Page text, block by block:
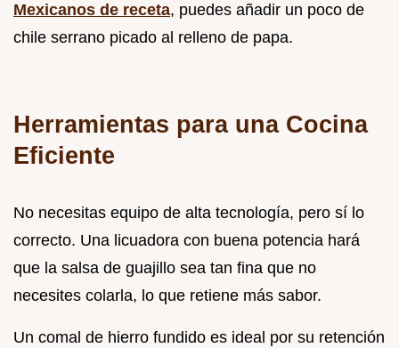
Mexicanos de receta, puedes añadir un poco de
chile serrano picado al relleno de papa.
Herramientas para una Cocina
Eficiente
No necesitas equipo de alta tecnología, pero sí lo
correcto. Una licuadora con buena potencia hará
que la salsa de guajillo sea tan fina que no
necesites colarla, lo que retiene más sabor.
Un comal de hierro fundido es ideal por su retención